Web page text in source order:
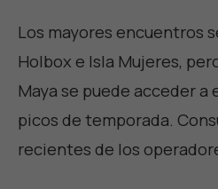
Los mayores encuentros
Holbox e Isla Mujeres,
Maya se puede acceder a
picos de temporada.
recientes de los